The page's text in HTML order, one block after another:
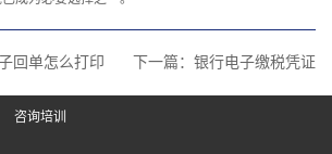
回单怎么打印 下一篇： 银行电子缴税凭证
咨询培训